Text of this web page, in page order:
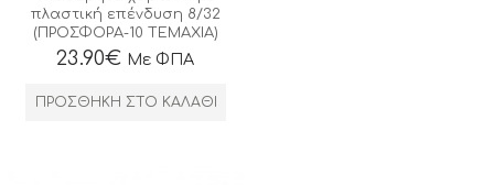
πλαστική επένδυση 8/32
(ΠΡΟΣΦΟΡΑ-10 ΤΕΜΑΧΙΑ)
23.90€ Με ΦΠΑ
ΠΡΟΣΘΉΚΗ ΣΤΟ ΚΑΛΆΘΙ